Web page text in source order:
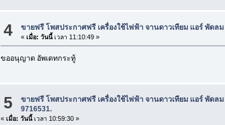
4 ขายฟรี โพสประกาศฟรี เครื่องใช้ไฟฟ้า จานดาวเทียม แอร์ พัดลม
«เมื่อ: วันนี้เวลา 11:10:49 »
ขออนุญาต อัพเดทกระทู้
5 ขายฟรี โพสประกาศฟรี เครื่องใช้ไฟฟ้า จานดาวเทียม แอร์ พัดลม
9716531.
« เมื่อ: วันนี้เวลา 10:59:30 »